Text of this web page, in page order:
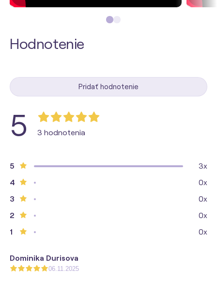
Hodnotenie
Pridať hodnotenie
5 3 hodnotenia
5
3x
4
0x
3
0x
2
0x
1
0x
Dominika Durisova
06.11.2025